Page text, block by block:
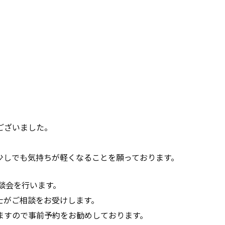
いました。
でも気持ちが軽くなることを願っております。
を行います。
ご相談をお受けします。
ので事前予約をお勧めしております。